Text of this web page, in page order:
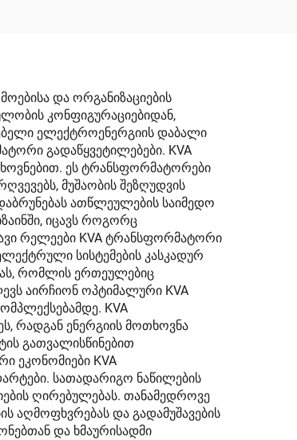
და ორგანიზაციების
კონფიგურაციებიდან,
ელექტროენერგიის დაბალი
გადაწყვეტილებები. KVA
ეს ტრანსფორმატორები
მუშაობის შეზღუდვის
ათწლეულების საიმედო
იცავს როგორც
რელეები KVA ტრანსფორმატორი
სისტემების კასკადურ
რომლის ერთეულებიც
აირჩიონ ოპტიმალური KVA
KVA
რადგან ენერგიის მოთხოვნა
გათვალისწინებით
ეკონომიები KVA
სათადარიგო ნაწილების
ღირებულებას. თანამედროვე
აღმოფხვრებას და გადამუშავების
და ხმაურისადმი